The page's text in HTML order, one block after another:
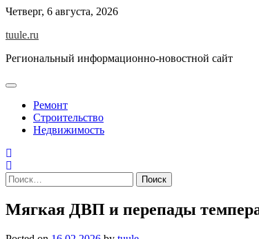
Skip
content
Четверг, 6 августа, 2026
tuule.ru
Региональный информационно-новостной сайт
Ремонт
Строительство
Недвижимость
Найти:
Мягкая ДВП и перепады